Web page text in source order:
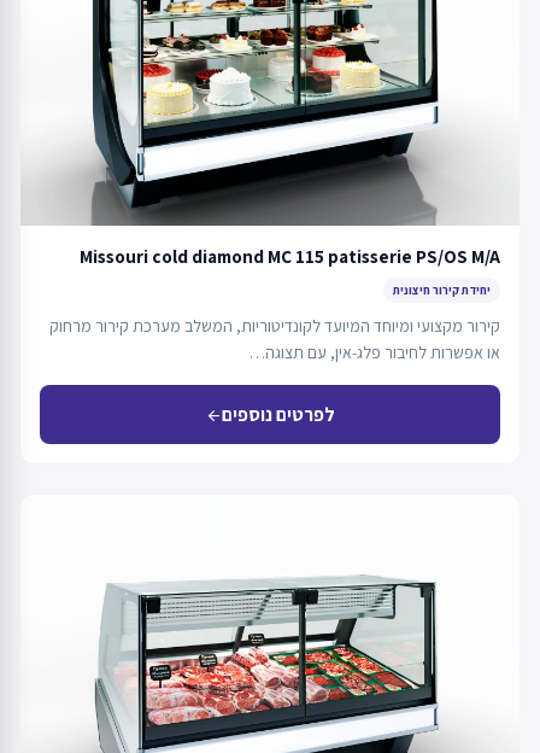
Missouri cold diamond MC 115 patisserie PS/OS M/A
יחידת קירור חיצונית
קירור מקצועי ומיוחד המיועד לקונדיטוריות, המשלב מערכת קירור מרחוק
או אפשרות לחיבור פלג-אין, עם תצוגה…
לפרטים נוספיםarrow_back